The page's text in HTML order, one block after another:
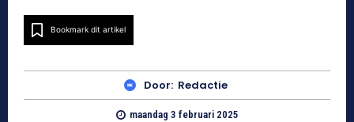
Bookmark dit artikel
Door: Redactie
maandag 3 februari 2025